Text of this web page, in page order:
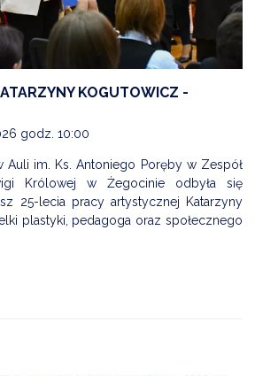
KOGUTOWICZ -
godz. 10:00
im. Ks. Antoniego Poręby w Zespół
Królowej w Żegocinie odbyła się
25-lecia pracy artystycznej Katarzyny
plastyki, pedagoga oraz społecznego